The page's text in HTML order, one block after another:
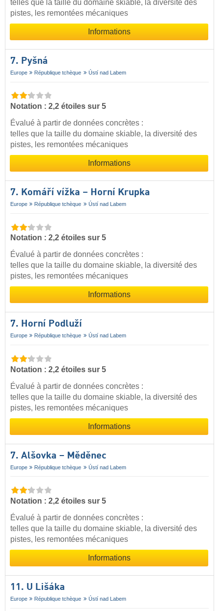
telles que la taille du domaine skiable, la diversité des
pistes, les remontées mécaniques
Informations
7. Pyšná
Europe République tchèque Ústí nad Labem
Notation : 2,2 étoiles sur 5
Évalué à partir de données concrètes :
telles que la taille du domaine skiable, la diversité des
pistes, les remontées mécaniques
Informations
7. Komáří vížka – Horní Krupka
Europe République tchèque Ústí nad Labem
Notation : 2,2 étoiles sur 5
Évalué à partir de données concrètes :
telles que la taille du domaine skiable, la diversité des
pistes, les remontées mécaniques
Informations
7. Horní Podluží
Europe République tchèque Ústí nad Labem
Notation : 2,2 étoiles sur 5
Évalué à partir de données concrètes :
telles que la taille du domaine skiable, la diversité des
pistes, les remontées mécaniques
Informations
7. Alšovka – Měděnec
Europe République tchèque Ústí nad Labem
Notation : 2,2 étoiles sur 5
Évalué à partir de données concrètes :
telles que la taille du domaine skiable, la diversité des
pistes, les remontées mécaniques
Informations
11. U Lišáka
Europe République tchèque Ústí nad Labem